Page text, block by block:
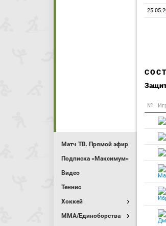
Матч ТВ. Прямой эфир
Подписка «Максимум»
Видео
Теннис
Хоккей
MMA/Единоборства
№